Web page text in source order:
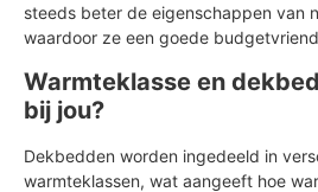
steeds beter de eigenschappen van
waardoor ze een goede
Warmteklasse en
bij jou?
Dekbedden worden ingedeeld in
warmteklassen, wat aangeeft hoe